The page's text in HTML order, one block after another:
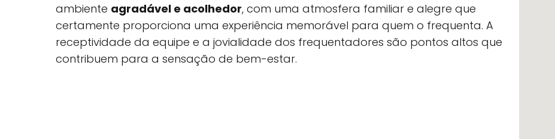
ambiente agradável e acolhedor, com uma atmosfera familiar e alegre que
certamente proporciona uma experiência memorável para quem o frequenta. A
receptividade da equipe e a jovialidade dos frequentadores são pontos altos que
contribuem para a sensação de bem-estar.